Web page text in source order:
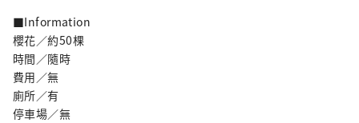
■Information
櫻花／約50棵
時間／隨時
費用／無
廁所／有
停車場／無